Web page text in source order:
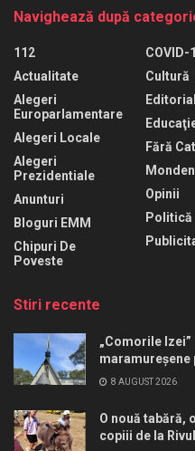
Navighează după
112
Actualitate
Alegeri
Europarlamentare
Alegeri Locale
Alegeri
Prezidentiale
Anunturi
Bloguri EMM
Chipuri De
Poveste
COVID-
Cultură
Editorial
Fără
Monden
Opinii
Politică
Stiri recente
„Comorile
maramureșene
8 AUGUST 2026
O nouă tabără,
copiii de la